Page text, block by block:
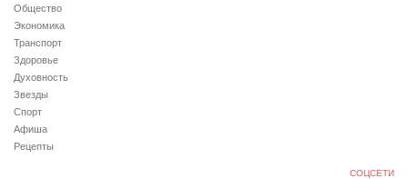
Общество
Экономика
Транспорт
Здоровье
Духовность
Звезды
Спорт
Афиша
Рецепты
СОЦСЕТИ